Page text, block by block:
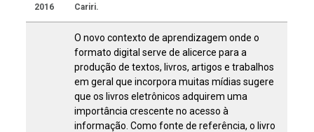
2016
Cariri.
O novo contexto de aprendizagem onde o
formato digital serve de alicerce para a
produção de textos, livros, artigos e trabalhos
em geral que incorpora muitas mídias sugere
que os livros eletrônicos adquirem uma
importância crescente no acesso à
informação. Como fonte de referência, o livro